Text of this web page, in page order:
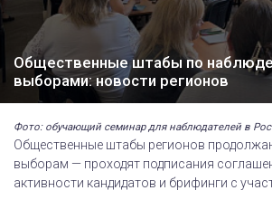
Общественные штабы по
выборами: новости регионов
Фото: обучающий семинар для наблюдателей в
Общественные штабы регионов
выборам — проходят подписания
активности кандидатов и брифинги с